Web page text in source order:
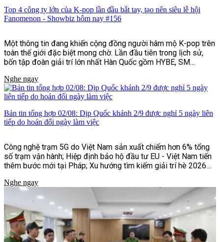
Top 4 công ty lớn của K-pop lần đầu bắt tay, tạo nên siêu lễ hội
Fanomenon - Showbiz hôm nay #156
Một thông tin đang khiến cộng đồng người hâm mộ K-pop trên
toàn thế giới đặc biệt mong chờ. Lần đầu tiên trong lịch sử,
bốn tập đoàn giải trí lớn nhất Hàn Quốc gồm HYBE, SM
cùng bắt tay tổ chức lễ hội âm nhạc và văn hóa quy mô quốc tế
mang tên Fanomenon.
Nghe ngay
Bản tin tổng hợp 02/08: Dịp Quốc khánh 2/9 được nghỉ 5 ngày liên
tiếp do hoán đổi ngày làm việc
Công nghệ trạm 5G do Việt Nam sản xuất chiếm hơn 6% tổng
số trạm vận hành; Hiệp định bảo hộ đầu tư EU - Việt Nam tiến
thêm bước mới tại Pháp; Xu hướng tìm kiếm giải trí hè 2026
Nghe ngay